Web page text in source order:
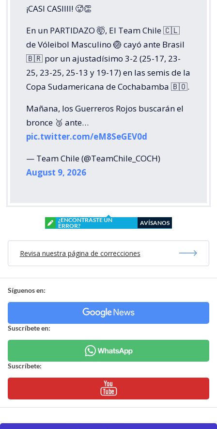
¡CASI CASIIII! 🥵👏
En un PARTIDAZO 🤯, El Team Chile 🇨🇱
de Vóleibol Masculino 🏐 cayó ante Brasil
🇧🇷 por un ajustadísimo 3-2 (25-17, 23-
25, 23-25, 25-13 y 19-17) en las semis de la
Copa Sudamericana de Cochabamba 🇧🇴.
Mañana, los Guerreros Rojos buscarán el
bronce 🥉 ante…
pic.twitter.com/eM8SeGEV0d
— Team Chile (@TeamChile_COCH)
August 9, 2026
¿ENCONTRASTE UN
ERROR?
AVÍSANOS
Revisa nuestra página de correcciones
Síguenos en:
Suscríbete en:
Suscríbete: